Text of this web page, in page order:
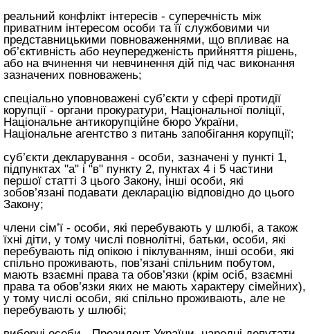
реальний конфлікт інтересів - суперечність між
приватним інтересом особи та її службовими чи
представницькими повноваженнями, що впливає на
об’єктивність або неупередженість прийняття рішень,
або на вчинення чи невчинення дій під час виконання
зазначених повноважень;
спеціально уповноважені суб’єкти у сфері протидії
корупції - органи прокуратури, Національної поліції,
Національне антикорупційне бюро України,
Національне агентство з питань запобігання корупції;
суб’єкти декларування - особи, зазначені у пункті 1,
підпунктах "а" і "в" пункту 2, пунктах 4 і 5 частини
першої статті 3 цього Закону, інші особи, які
зобов’язані подавати декларацію відповідно до цього
Закону;
члени сім’ї - особи, які перебувають у шлюбі, а також
їхні діти, у тому числі повнолітні, батьки, особи, які
перебувають під опікою і піклуванням, інші особи, які
спільно проживають, пов’язані спільним побутом,
мають взаємні права та обов’язки (крім осіб, взаємні
права та обов’язки яких не мають характеру сімейних),
у тому числі особи, які спільно проживають, але не
перебувають у шлюбі;